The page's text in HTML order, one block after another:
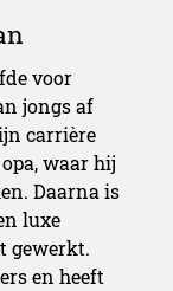
voor
jongs af
carrière
waar hij
Daarna is
luxe
gewerkt.
en heeft